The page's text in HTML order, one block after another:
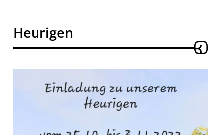
Heurigen